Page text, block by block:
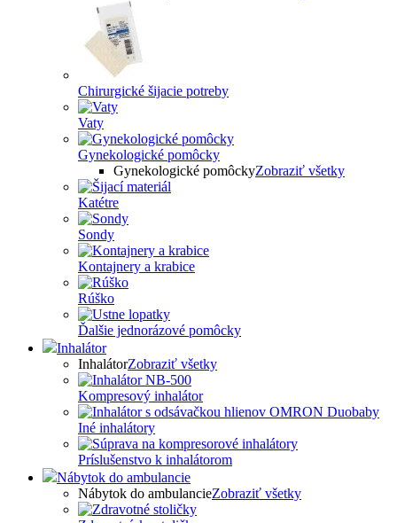
Chirurgické šijacie potreby
Vaty
Gynekologické pomôcky
Gynekologické pomôckyZobraziť všetky
Katétre
Sondy
Kontajnery a krabice
Rúško
Ďalšie jednorázové pomôcky
Inhalátor
InhalátorZobraziť všetky
Kompresový inhalátor
Iné inhalátory
Príslušenstvo k inhalátorom
Nábytok do ambulancie
Nábytok do ambulancieZobraziť všetky